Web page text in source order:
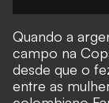
Quando a
campo na
desde que o
entre as